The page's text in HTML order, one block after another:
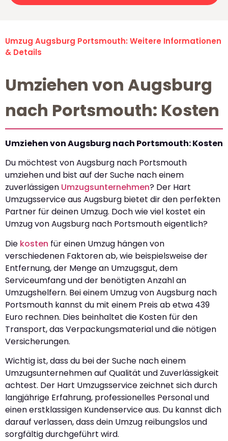
Umzug Augsburg Portsmouth: Weitere Informationen
& Details
Umziehen von Augsburg
nach Portsmouth: Kosten
Umziehen von Augsburg nach Portsmouth: Kosten
Du möchtest von Augsburg nach Portsmouth
umziehen und bist auf der Suche nach einem
zuverlässigen Umzugsunternehmen? Der Hart
Umzugsservice aus Augsburg bietet dir den perfekten
Partner für deinen Umzug. Doch wie viel kostet ein
Umzug von Augsburg nach Portsmouth eigentlich?
Die kosten für einen Umzug hängen von
verschiedenen Faktoren ab, wie beispielsweise der
Entfernung, der Menge an Umzugsgut, dem
Serviceumfang und der benötigten Anzahl an
Umzugshelfern. Bei einem Umzug von Augsburg nach
Portsmouth kannst du mit einem Preis ab etwa 439
Euro rechnen. Dies beinhaltet die Kosten für den
Transport, das Verpackungsmaterial und die nötigen
Versicherungen.
Wichtig ist, dass du bei der Suche nach einem
Umzugsunternehmen auf Qualität und Zuverlässigkeit
achtest. Der Hart Umzugsservice zeichnet sich durch
langjährige Erfahrung, professionelles Personal und
einen erstklassigen Kundenservice aus. Du kannst dich
darauf verlassen, dass dein Umzug reibungslos und
sorgfältig durchgeführt wird.